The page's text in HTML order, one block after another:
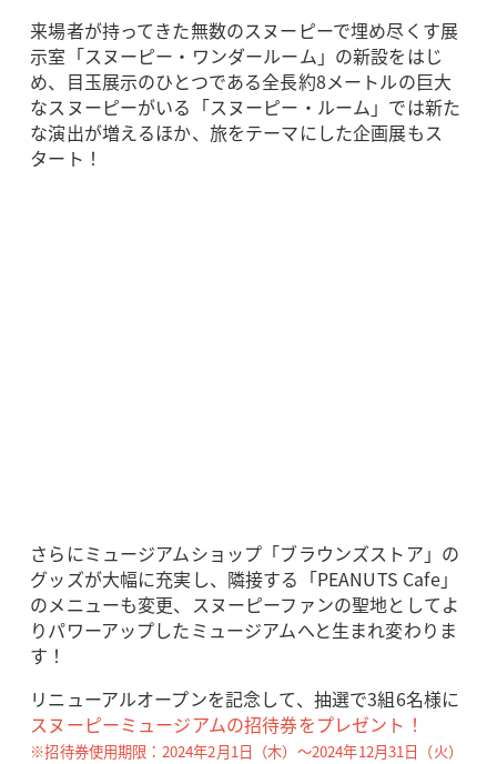
来場者が持ってきた無数のスヌーピーで埋め尽くす展
示室「スヌーピー・ワンダールーム」の新設をはじ
め、目玉展示のひとつである全長約8メートルの巨大
なスヌーピーがいる「スヌーピー・ルーム」では新た
な演出が増えるほか、旅をテーマにした企画展もス
タート！
さらにミュージアムショップ「ブラウンズストア」の
グッズが大幅に充実し、隣接する「PEANUTS Cafe」
のメニューも変更、スヌーピーファンの聖地としてよ
りパワーアップしたミュージアムへと生まれ変わりま
す！
リニューアルオープンを記念して、抽選で3組6名様に
スヌーピーミュージアムの招待券をプレゼント！
※招待券使用期限：2024年2月1日（木）～2024年12月31日（火）